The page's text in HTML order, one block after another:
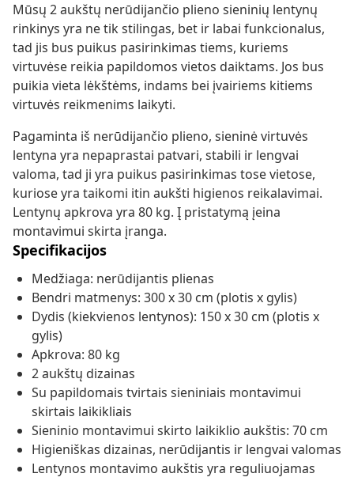
Mūsų 2 aukštų nerūdijančio plieno sieninių lentynų
rinkinys yra ne tik stilingas, bet ir labai funkcionalus,
tad jis bus puikus pasirinkimas tiems, kuriems
virtuvėse reikia papildomos vietos daiktams. Jos bus
puikia vieta lėkštėms, indams bei įvairiems kitiems
virtuvės reikmenims laikyti.
Pagaminta iš nerūdijančio plieno, sieninė virtuvės
lentyna yra nepaprastai patvari, stabili ir lengvai
valoma, tad ji yra puikus pasirinkimas tose vietose,
kuriose yra taikomi itin aukšti higienos reikalavimai.
Lentynų apkrova yra 80 kg. Į pristatymą įeina
montavimui skirta įranga.
Specifikacijos
Medžiaga: nerūdijantis plienas
Bendri matmenys: 300 x 30 cm (plotis x gylis)
Dydis (kiekvienos lentynos): 150 x 30 cm (plotis x
gylis)
Apkrova: 80 kg
2 aukštų dizainas
Su papildomais tvirtais sieniniais montavimui
skirtais laikikliais
Sieninio montavimui skirto laikiklio aukštis: 70 cm
Higieniškas dizainas, nerūdijantis ir lengvai valomas
Lentynos montavimo aukštis yra reguliuojamas